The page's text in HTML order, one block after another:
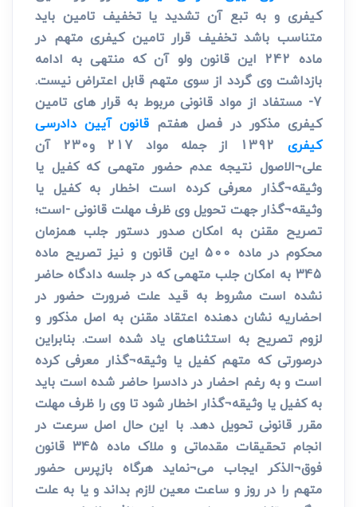
کیفری و به تبع آن تشدید یا تخفیف تامین باید
متناسب باشد تخفیف قرار تامین کیفری متهم در
ماده 242 این قانون ولو آن که منتهی به ادامه
بازداشت وی گردد از سوی متهم قابل اعتراض نیست.
7- مستفاد از مواد قانونی مربوط به قرار های تامین
کیفری مذکور در فصل هفتم قانون آیین دادرسی
کیفری
1392 از جمله مواد 217 و230 آن
علی¬الاصول نتیجه عدم حضور متهمی که کفیل یا
وثیقه¬گذار معرفی کرده است اخطار به کفیل یا
وثیقه¬گذار جهت تحویل وی ظرف مهلت قانونی -است؛
تصریح مقنن به امکان صدور دستور جلب همزمان
محکوم در ماده 500 این قانون و نیز تصریح ماده
345 به امکان جلب متهمی که در جلسه دادگاه حاضر
نشده است مشروط به قید علت ضرورت حضور در
احضاریه نشان دهنده اعتقاد مقنن به اصل مذکور و
لزوم تصریح به استثناهای یاد شده است. بنابراین
درصورتی که متهم کفیل یا وثیقه¬گذار معرفی کرده
است و به رغم احضار در دادسرا حاضر شده است باید
به کفیل یا وثیقه¬گذار اخطار شود تا وی را ظرف مهلت
مقرر قانونی تحویل دهد. با این حال اصل سرعت در
انجام تحقیقات مقدماتی و ملاک ماده 345 قانون
فوق¬الذکر ایجاب می¬نماید هرگاه بازپرس حضور
متهم را در روز و ساعت معین لازم بداند و یا به علت